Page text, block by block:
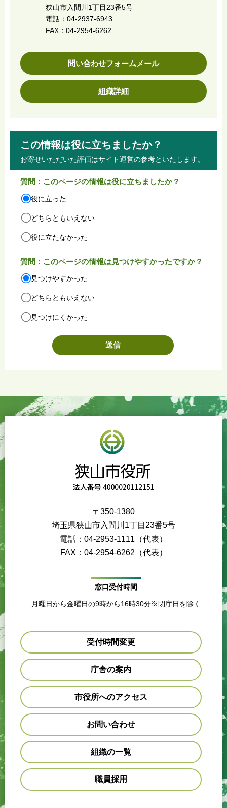
狭山市入間川1丁目23番5号
電話：04-2937-6943
FAX：04-2954-6262
問い合わせフォームメール
組織詳細
この情報は役に立ちましたか？
お寄せいただいた評価はサイト運営の参考といたします。
質問：このページの情報は役に立ちましたか？
役に立った
どちらともいえない
役に立たなかった
質問：このページの情報は見つけやすかったですか？
見つけやすかった
どちらともいえない
見つけにくかった
〒350-1380
埼玉県狭山市入間川1丁目23番5号
電話：04-2953-1111（代表）
FAX：04-2954-6262（代表）
窓口受付時間
月曜日から金曜日の9時から16時30分※閉庁日を除く
受付時間変更
庁舎の案内
市役所へのアクセス
お問い合わせ
組織の一覧
職員採用